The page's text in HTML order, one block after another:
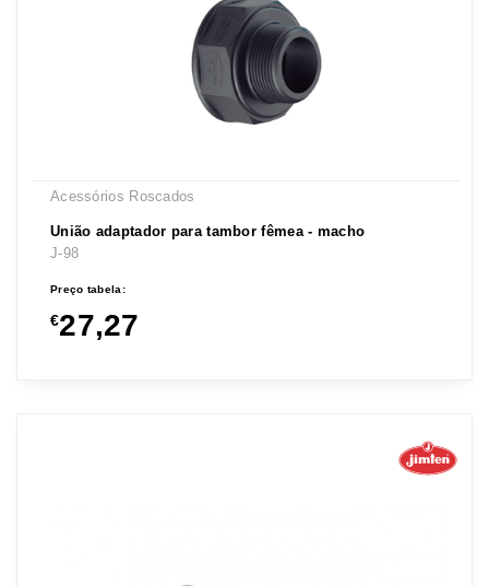
Acessórios Roscados
União adaptador para tambor fêmea - macho
J-98
Preço tabela:
€27,27